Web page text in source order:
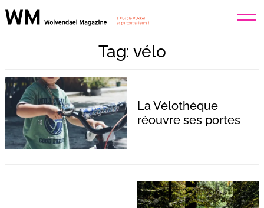
Skip
to
Tag: vélo
La Vélothèque
réouvre ses portes